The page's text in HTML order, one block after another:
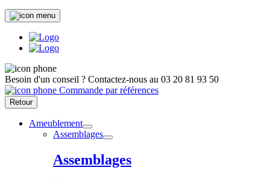
Besoin d'un conseil ? Contactez-nous au 03 20 81 93 50
Commande par références
Retour
Ameublement
Assemblages
Assemblages